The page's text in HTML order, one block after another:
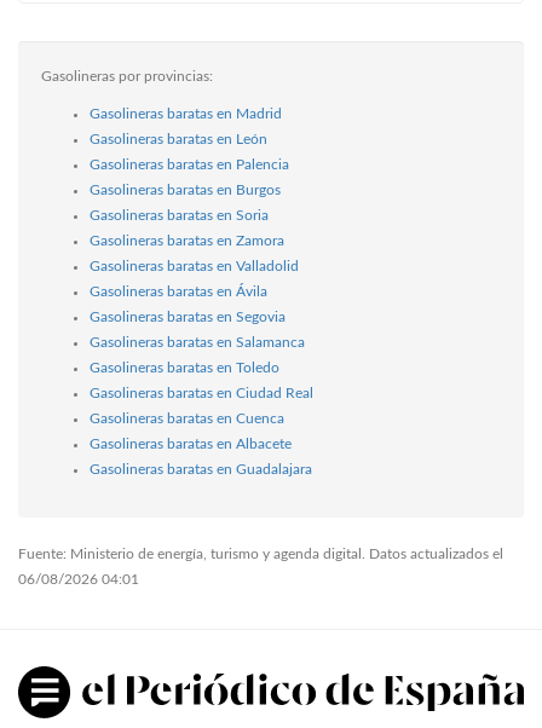
Gasolineras por provincias:
Gasolineras baratas en Madrid
Gasolineras baratas en León
Gasolineras baratas en Palencia
Gasolineras baratas en Burgos
Gasolineras baratas en Soria
Gasolineras baratas en Zamora
Gasolineras baratas en Valladolid
Gasolineras baratas en Ávila
Gasolineras baratas en Segovia
Gasolineras baratas en Salamanca
Gasolineras baratas en Toledo
Gasolineras baratas en Ciudad Real
Gasolineras baratas en Cuenca
Gasolineras baratas en Albacete
Gasolineras baratas en Guadalajara
Fuente: Ministerio de energía, turismo y agenda digital. Datos actualizados el
06/08/2026 04:01